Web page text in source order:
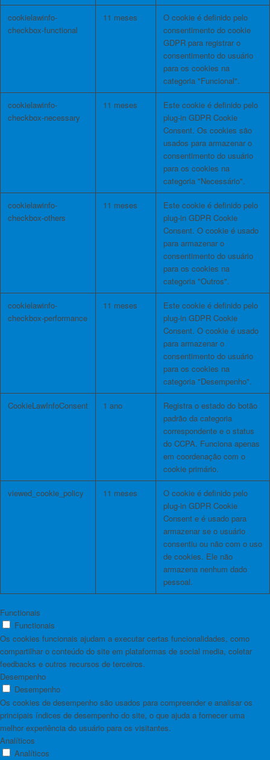
cookielawinfo-
checkbox-functional
11 meses
O cookie é definido pelo
consentimento do cookie
GDPR para registrar o
consentimento do usuário
para os cookies na
categoria "Funcional".
cookielawinfo-
checkbox-necessary
11 meses
Este cookie é definido pelo
plug-in GDPR Cookie
Consent. Os cookies são
usados ​​para armazenar o
consentimento do usuário
para os cookies na
categoria "Necessário".
cookielawinfo-
checkbox-others
11 meses
Este cookie é definido pelo
plug-in GDPR Cookie
Consent. O cookie é usado
para armazenar o
consentimento do usuário
para os cookies na
categoria "Outros".
cookielawinfo-
checkbox-performance
11 meses
Este cookie é definido pelo
plug-in GDPR Cookie
Consent. O cookie é usado
para armazenar o
consentimento do usuário
para os cookies na
categoria "Desempenho".
CookieLawInfoConsent 1 ano
Registra o estado do botão
padrão da categoria
correspondente e o status
do CCPA. Funciona apenas
em coordenação com o
cookie primário.
viewed_cookie_policy 11 meses
O cookie é definido pelo
plug-in GDPR Cookie
Consent e é usado para
armazenar se o usuário
consentiu ou não com o uso
de cookies. Ele não
armazena nenhum dado
pessoal.
Functionais
Functionais
Os cookies funcionais ajudam a executar certas funcionalidades, como
compartilhar o conteúdo do site em plataformas de social media, coletar
feedbacks e outros recursos de terceiros.
Desempenho
Desempenho
Os cookies de desempenho são usados ​​para compreender e analisar os
principais índices de desempenho do site, o que ajuda a fornecer uma
melhor experiência do usuário para os visitantes.
Analíticos
Analíticos